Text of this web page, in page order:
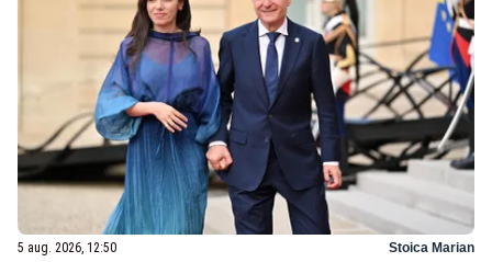
5 aug. 2026, 12:50 Stoica Marian